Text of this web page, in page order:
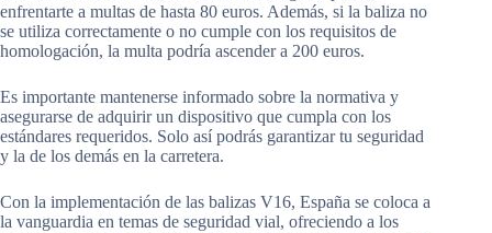
enfrentarte a multas de hasta 80 euros. Además, si la baliza no
se utiliza correctamente o no cumple con los requisitos de
homologación, la multa podría ascender a 200 euros.
Es importante mantenerse informado sobre la normativa y
asegurarse de adquirir un dispositivo que cumpla con los
estándares requeridos. Solo así podrás garantizar tu seguridad
y la de los demás en la carretera.
Con la implementación de las balizas V16, España se coloca a
la vanguardia en temas de seguridad vial, ofreciendo a los